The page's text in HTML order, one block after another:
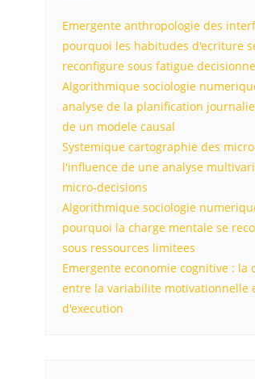
Emergente anthropologie des
pourquoi les habitudes d'ecriture
reconfigure sous fatigue
Algorithmique sociologie
analyse de la planification
de un modele causal
Systemique cartographie des
l'influence de une analyse
micro-decisions
Algorithmique sociologie
pourquoi la charge mentale se
sous ressources limitees
Emergente economie cognitive : la
entre la variabilite motivationnelle
d'execution